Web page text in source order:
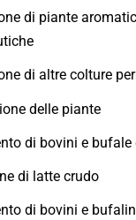
di piante
di altre colture
delle piante
di bovini e bufale
di latte crudo
di bovini e